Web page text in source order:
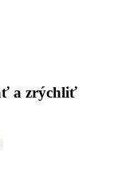
a zrýchliť